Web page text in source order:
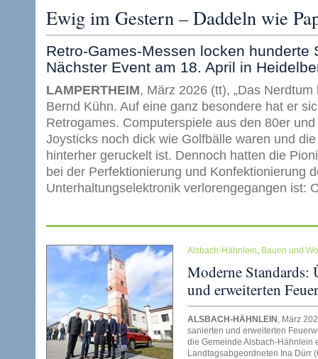
Ewig im Gestern – Daddeln wie
Retro-Games-Messen locken hunderte
Nächster Event am 18. April in
LAMPERTHEIM, März 2026 (tt), „Das
Bernd Kühn. Auf eine ganz besondere hat er
Retrogames. Computerspiele aus den 80er
Joysticks noch dick wie Golfbälle waren und
hinterher geruckelt ist. Dennoch hatten die
bei der Perfektionierung und Konfektionierung
Unterhaltungselektronik verlorengegangen ist:
Alsbach-Hähnlein, Bauen und
Moderne Standards:
und erweiterten
ALSBACH-HÄHNLEIN , März
sanierten und erweiterten
die Gemeinde Alsbach-Hähnlein
Landtagsabgeordneten Ina Dürr